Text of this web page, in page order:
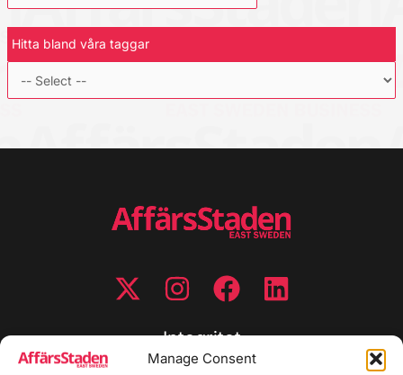
Manage Consent
Hitta bland våra taggar
Integritet